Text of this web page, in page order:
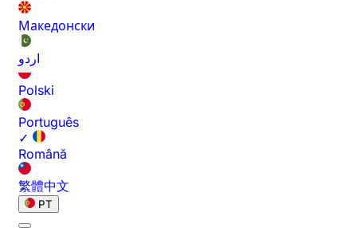
Македонски
اردو
Polski
Português
✓
Română
繁體中文
PT